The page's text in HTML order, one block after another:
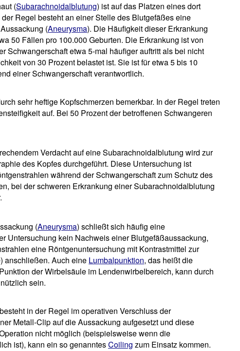
(Subarachnoidalblutung) ist auf das Platzen eines dort
Regel besteht an einer Stelle des Blutgefäßes eine
(Aneurysma). Die Häufigkeit dieser Erkrankung
50 Fällen pro 100.000 Geburten. Die Erkrankung ist von
Schwangerschaft etwa 5-mal häufiger auftritt als bei nicht
von 30 Prozent belastet ist. Sie ist für etwa 5 bis 10
einer Schwangerschaft verantwortlich.
sehr heftige Kopfschmerzen bemerkbar. In der Regel treten
auf. Bei 50 Prozent der betroffenen Schwangeren
Verdacht auf eine Subarachnoidalblutung wird zur
des Kopfes durchgeführt. Diese Untersuchung ist
während der Schwangerschaft zum Schutz des
bei der schweren Erkrankung einer Subarachnoidalblutung
(Aneurysma) schließt sich häufig eine
Untersuchung kein Nachweis einer Blutgefäßaussackung,
eine Röntgenuntersuchung mit Kontrastmittel zur
anschließen. Auch eine Lumbalpunktion, das heißt die
der Wirbelsäule im Lendenwirbelbereich, kann durch
sein.
in der Regel im operativen Verschluss der
Metall-Clip auf die Aussackung aufgesetzt und diese
nicht möglich (beispielsweise wenn die
ist), kann ein so genanntesCoiling zum Einsatz kommen.